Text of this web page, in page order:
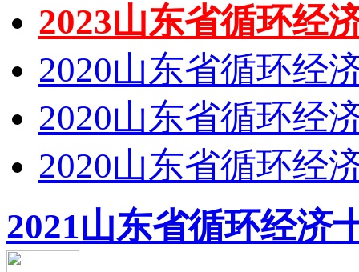
2023山东省循环经
2020山东省循环经
2020山东省循环经
2020山东省循环经
2021山东省循环经济